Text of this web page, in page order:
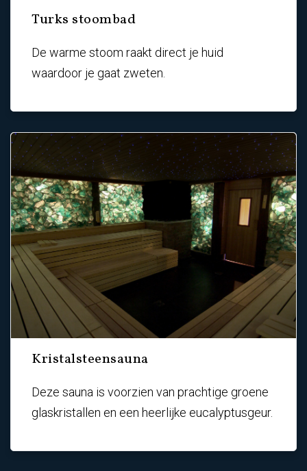
Turks stoombad
De warme stoom raakt direct je huid
waardoor je gaat zweten.
Kristalsteensauna
Deze sauna is voorzien van prachtige groene
glaskristallen en een heerlijke eucalyptusgeur.